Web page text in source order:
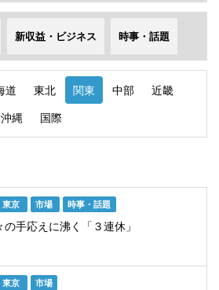
新収益・ビジネス 時事・話題
道 東北 関東 中部
近畿
縄 国際
東京 市場 時事・話題
手応えに沸く「３連休」
東京 市場